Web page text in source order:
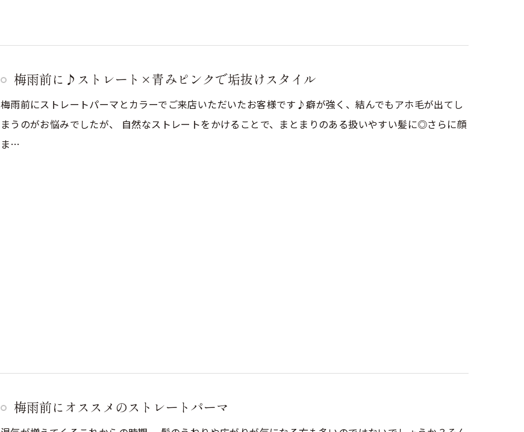
梅雨前に♪ストレート×青みピンクで垢抜けスタイル
梅雨前にストレートパーマとカラーでご来店いただいたお客様です♪癖が強く、結んでもアホ毛が出てし
まうのがお悩みでしたが、 自然なストレートをかけることで、まとまりのある扱いやすい髪に◎さらに顔
ま…
梅雨前にオススメのストレートパーマ